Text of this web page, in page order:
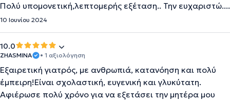
Πολύ υπομονετική,λεπτομερής εξέταση.. Την ευχαριστώ....
10 Ιουνίου 2024
10.0
ZHASMINA • 1 αξιολόγηση
Εξαιρετική γιατρός, με ανθρωπιά, κατανόηση και πολύ
έμπειρη!Είναι σχολαστική, ευγενική και γλυκύτατη.
Αφιέρωσε πολύ χρόνο για να εξετάσει την μητέρα μου